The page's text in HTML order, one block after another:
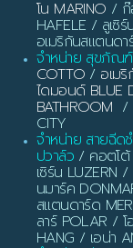
โน MARINO / ก๊
HAFELE / ลูเซิ
อเมริกันสแตนดา
จำหน่าย สุขภัณฑ์
COTTO / อเม
ไดมอนด์ BLUE
BATHROOM /
CITY
จำหน่าย สายฉีด
ปวาล์ว / คอตโต้
เซิร์น LUZERN
นมาร์ค
สแตนดาร์ด
ลาร์ POLAR /
HANG / เอน่า